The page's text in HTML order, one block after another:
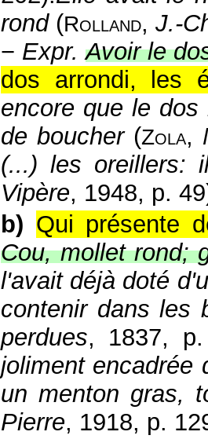
rond(Rolland, J.-
− Expr. Avoir le
dos arrondi, les
encore que le
de boucher(Zola,
(...) les oreillers:
Vipère, 1948, p.
b) Qui présente
Cou, mollet rond;
l'avait déjà doté
contenir dans les
perdues, 1837, p.
joliment encadrée
un menton gras,
Pierre, 1918, p.